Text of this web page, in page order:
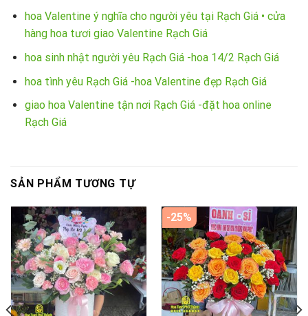
hoa Valentine ý nghĩa cho người yêu tại Rạch Giá • cửa
hàng hoa tươi giao Valentine Rạch Giá
hoa sinh nhật người yêu Rạch Giá -hoa 14/2 Rạch Giá
hoa tình yêu Rạch Giá -hoa Valentine đẹp Rạch Giá
giao hoa Valentine tận nơi Rạch Giá -đặt hoa online
Rạch Giá
SẢN PHẨM TƯƠNG TỰ
-25%